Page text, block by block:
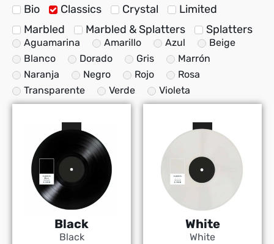
Bio Classics Crystal
Limited
Marbled
Marbled & Splatters Splatters
Aguamarina Amarillo Azul
Beige
Blanco
Dorado Gris
Marrón
Naranja
Negro Rojo
Rosa
Transparente
Verde Violeta
Black
Black
White
White